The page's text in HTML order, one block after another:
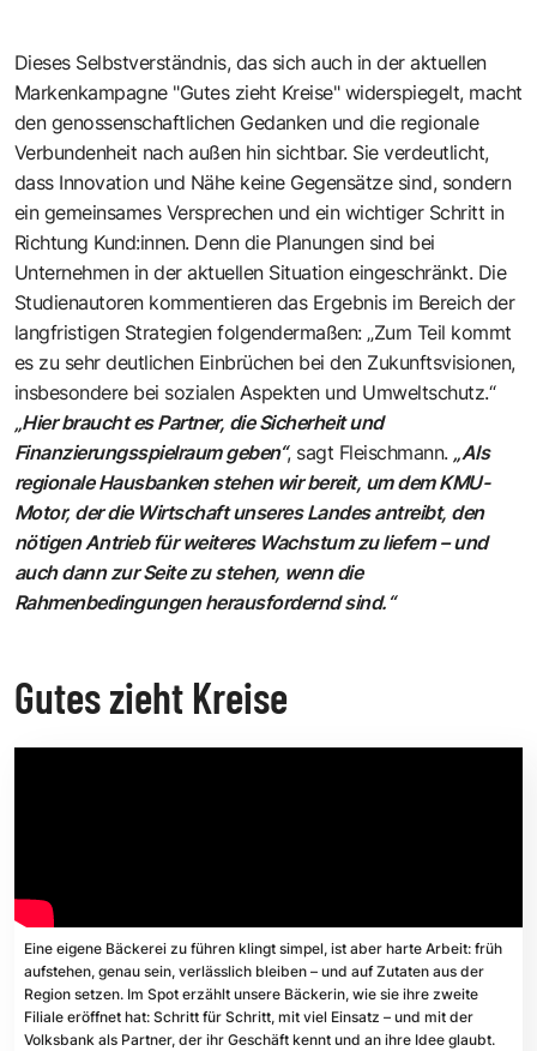
Dieses Selbstverständnis, das sich auch in der aktuellen
Markenkampagne "Gutes zieht Kreise" widerspiegelt, macht
den genossenschaftlichen Gedanken und die regionale
Verbundenheit nach außen hin sichtbar. Sie verdeutlicht,
dass Innovation und Nähe keine Gegensätze sind, sondern
ein gemeinsames Versprechen und ein wichtiger Schritt in
Richtung Kund:innen. Denn die Planungen sind bei
Unternehmen in der aktuellen Situation eingeschränkt. Die
Studienautoren kommentieren das Ergebnis im Bereich der
langfristigen Strategien folgendermaßen: „Zum Teil kommt
es zu sehr deutlichen Einbrüchen bei den Zukunftsvisionen,
insbesondere bei sozialen Aspekten und Umweltschutz.“
„Hier braucht es Partner, die Sicherheit und
Finanzierungsspielraum geben“, sagt Fleischmann. „Als
regionale Hausbanken stehen wir bereit, um dem KMU-
Motor, der die Wirtschaft unseres Landes antreibt, den
nötigen Antrieb für weiteres Wachstum zu liefern – und
auch dann zur Seite zu stehen, wenn die
Rahmenbedingungen herausfordernd sind.“
Gutes zieht Kreise
Eine eigene Bäckerei zu führen klingt simpel, ist aber harte Arbeit: früh
aufstehen, genau sein, verlässlich bleiben – und auf Zutaten aus der
Region setzen. Im Spot erzählt unsere Bäckerin, wie sie ihre zweite
Filiale eröffnet hat: Schritt für Schritt, mit viel Einsatz – und mit der
Volksbank als Partner, der ihr Geschäft kennt und an ihre Idee glaubt.